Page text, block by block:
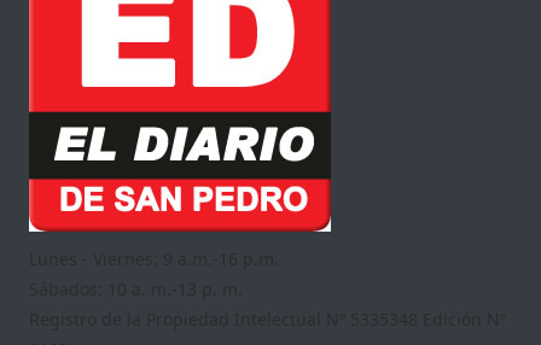
Lunes - Viernes: 9 a.m.-16 p.m.
Sábados: 10 a. m.-13 p. m.
Registro de la Propiedad Intelectual Nº 5335348 Edición Nº